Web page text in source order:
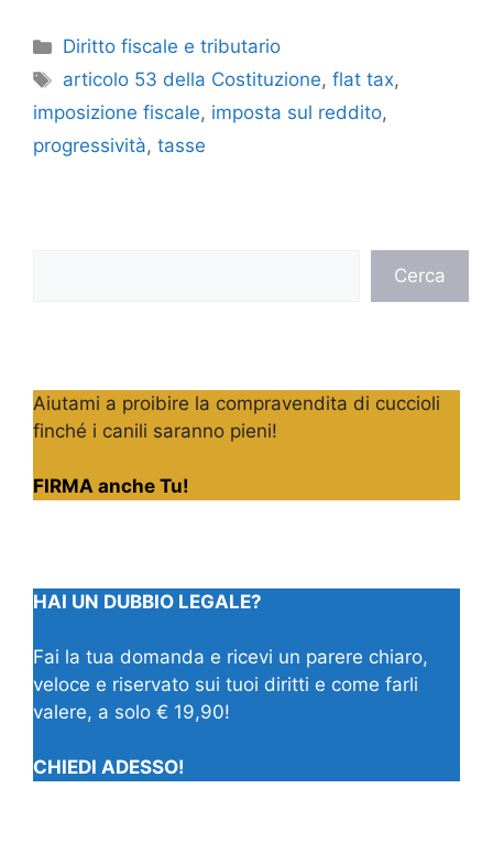
Categorie
Diritto fiscale e tributario
Tag
articolo 53 della Costituzione,flat tax,
imposizione fiscale, imposta sul reddito,
progressività, tasse
Cerca
Aiutami a proibire la compravendita di cuccioli
finché i canili saranno pieni!
FIRMA anche Tu!
HAI UN DUBBIO LEGALE?
Fai la tua domanda e ricevi un parere chiaro,
veloce e riservato sui tuoi diritti e come farli
valere, a solo € 19,90!
CHIEDI ADESSO!